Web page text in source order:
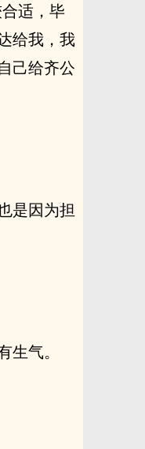
适，毕
给我，我
己给齐公
是因为担
气。